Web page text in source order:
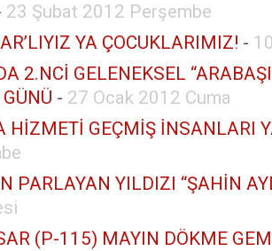
23 Şubat 2012 Perşembe
YA ÇOCUKLARIMIZ! -
2.NCİ GELENEKSEL
- 27 Ocak 2012 Cuma
HİZMETİ GEÇMİŞ İNSANLARI
PARLAYAN YILDIZI “ŞAHİN
(P-115) MAYIN DÖKME